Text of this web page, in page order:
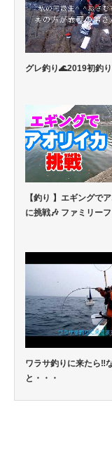
グレ釣り🌊2019初釣
【釣り 】エギングで
に挑戦🎶 ファミリー
ワラサ釣りに来たら‼
と・・・